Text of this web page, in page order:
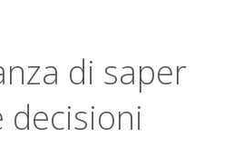
di saper
decisioni